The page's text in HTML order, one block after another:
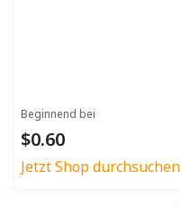
Beginnend bei
$0.60
Jetzt Shop durchsuchen